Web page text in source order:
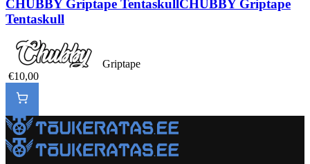
CHUBBY Griptape TentaskullCHUBBY Griptape
Tentaskull
Griptape
€10,00